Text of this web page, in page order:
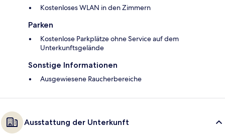
Kostenloses WLAN in den Zimmern
Parken
Kostenlose Parkplätze ohne Service auf dem
Unterkunftsgelände
Sonstige Informationen
Ausgewiesene Raucherbereiche
Ausstattung der Unterkunft